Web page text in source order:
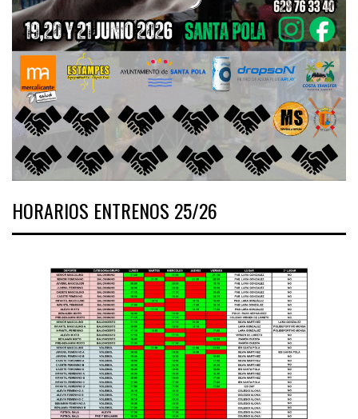
HORARIOS ENTRENOS 25/26